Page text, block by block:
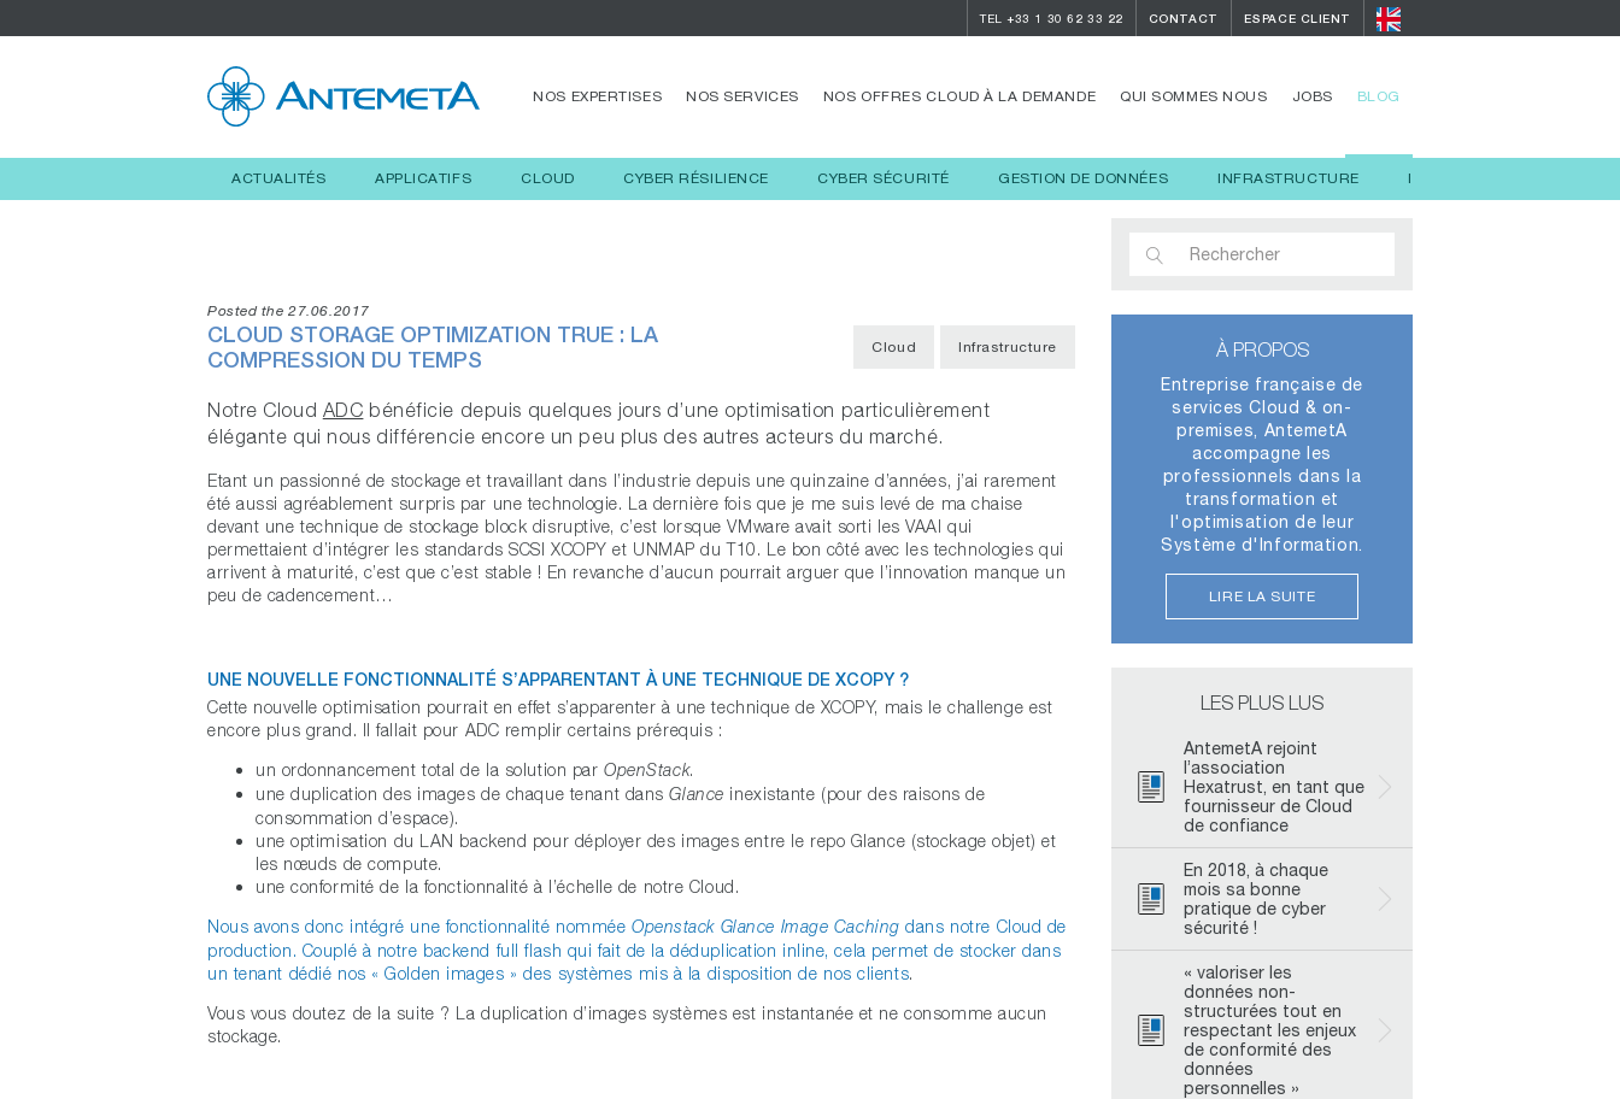
TEL +33 1 30 62 33 22 CONTACT ESPACE CLIENT
NOS EXPERTISES NOS SERVICES NOS OFFRES CLOUD À LA DEMANDE QUI SOMMES NOUS JOBS BLOG
ACTUALITÉS APPLICATIFS CLOUD CYBER RÉSILIENCE CYBER SÉCURITÉ GESTION DE DONNÉES INFRASTRUCTURE INTELLIGENCE
Posted the 27.06.2017
CLOUD STORAGE OPTIMIZATION TRUE : LA
COMPRESSION DU TEMPS
Cloud Infrastructure
Notre Cloud ADC bénéficie depuis quelques jours d’une optimisation particulièrement
élégante qui nous différencie encore un peu plus des autres acteurs du marché.
Etant un passionné de stockage et travaillant dans l’industrie depuis une quinzaine d’années, j’ai rarement
été aussi agréablement surpris par une technologie. La dernière fois que je me suis levé de ma chaise
devant une technique de stockage block disruptive, c’est lorsque VMware avait sorti les VAAI qui
permettaient d’intégrer les standards SCSI XCOPY et UNMAP du T10. Le bon côté avec les technologies qui
arrivent à maturité, c’est que c’est stable ! En revanche d’aucun pourrait arguer que l’innovation manque un
peu de cadencement…
UNE NOUVELLE FONCTIONNALITÉ S’APPARENTANT À UNE TECHNIQUE DE XCOPY ?
Cette nouvelle optimisation pourrait en effet s’apparenter à une technique de XCOPY, mais le challenge est
encore plus grand. Il fallait pour ADC remplir certains prérequis :
un ordonnancement total de la solution parOpenStack.
une duplication des images de chaque tenant dansGlance inexistante (pour des raisons de
consommation d’espace).
une optimisation du LAN backend pour déployer des images entre le repo Glance (stockage objet) et
les nœuds de compute.
une conformité de la fonctionnalité à l’échelle de notre Cloud.
Nous avons donc intégré une fonctionnalité nommée Openstack Glance Image Caching dans notre Cloud de
production. Couplé à notre backend full flash qui fait de la déduplication inline, cela permet de stocker dans
un tenant dédié nos « Golden images » des systèmes mis à la disposition de nos clients.
Vous vous doutez de la suite ? La duplication d’images systèmes est instantanée et ne consomme aucun
stockage.
À PROPOS
Entreprise française de
services Cloud & on-
premises, AntemetA
accompagne les
professionnels dans la
transformation et
l'optimisation de leur
Système d'Information.
LIRE LA SUITE
LES PLUS LUS
AntemetA rejoint
l’association
Hexatrust, en tant que
fournisseur de Cloud
de confiance
En 2018, à chaque
mois sa bonne
pratique de cyber
sécurité !
« valoriser les
données non-
structurées tout en
respectant les enjeux
de conformité des
données
personnelles »